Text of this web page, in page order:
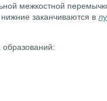
межкостной
нижние заканчиваются в
образований: